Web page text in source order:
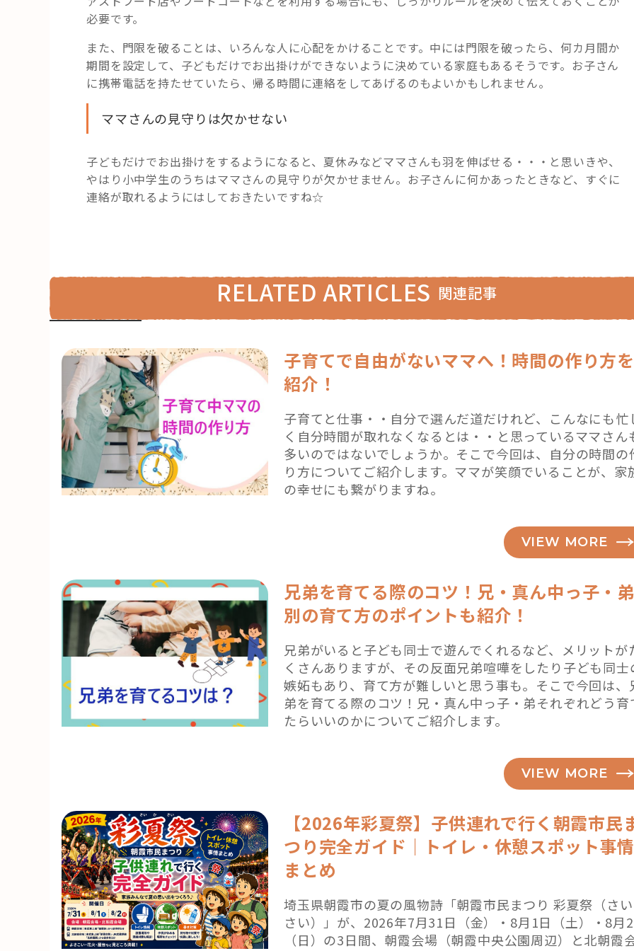
必要です。
また、門限を破ることは、いろんな人に心配をかけることです。中には門限を破ったら、何カ月間か
期間を設定して、子どもだけでお出掛けができないように決めている家庭もあるそうです。お子さん
に携帯電話を持たせていたら、帰る時間に連絡をしてあげるのもよいかもしれません。
ママさんの見守りは欠かせない
子どもだけでお出掛けをするようになると、夏休みなどママさんも羽を伸ばせる・・・と思いきや、
やはり小中学生のうちはママさんの見守りが欠かせません。お子さんに何かあったときなど、すぐに
連絡が取れるようにはしておきたいですね☆
RELATED ARTICLES 関連記事
子育てで自由がないママへ！時間の作り方を
紹介！
子育てと仕事・・自分で選んだ道だけれど、こんなにも忙
く自分時間が取れなくなるとは・・と思っているママさん
多いのではないでしょうか。そこで今回は、自分の時間の
り方についてご紹介します。ママが笑顔でいることが、家
の幸せにも繋がりますね。
VIEW MORE
兄弟を育てる際のコツ！兄・真ん中っ子・弟
別の育て方のポイントも紹介！
兄弟がいると子ども同士で遊んでくれるなど、メリットが
くさんありますが、その反面兄弟喧嘩をしたり子ども同士
嫉妬もあり、育て方が難しいと思う事も。そこで今回は、
弟を育てる際のコツ！兄・真ん中っ子・弟それぞれどう育
たらいいのかについてご紹介します。
VIEW MORE
【2026年彩夏祭】子供連れで行く朝霞市民
つり完全ガイド｜トイレ・休憩スポット事情
まとめ
埼玉県朝霞市の夏の風物詩「朝霞市民まつり 彩夏祭（さ
さい）」が、2026年7月31日（金）・8月1日（土）・8月
（日）の3日間、朝霞会場（朝霞中央公園周辺）と北朝霞